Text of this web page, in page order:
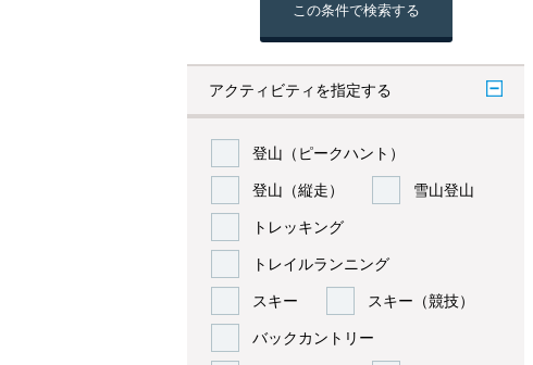
この条件で検索する
アクティビティを指定する
登山（ピークハント）
登山（縦走） 雪山登山
トレッキング
トレイルランニング
スキー スキー（競技）
バックカントリー